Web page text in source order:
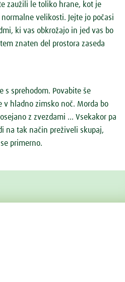
zaužili le toliko hrane, kot je
velikosti. Jejte jo počasi
ki vas obkrožajo in jed vas bo
znaten del prostora zaseda
s sprehodom. Povabite še
v hladno zimsko noč. Morda bo
z zvezdami ... Vsekakor pa
na tak način preživeli skupaj,
primerno.